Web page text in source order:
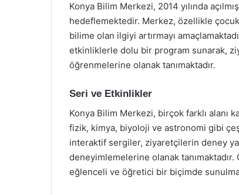
Konya Bilim Merkezi, 2014 yılında
hedeflemektedir. Merkez, özellikle
bilime olan ilgiyi artırmayı
etkinliklerle dolu bir program sunarak,
öğrenmelerine olanak tanımaktadır.
Seri ve Etkinlikler
Konya Bilim Merkezi, birçok farklı
fizik, kimya, biyoloji ve astronomi gibi
interaktif sergiler, ziyaretçilerin deney
deneyimlemelerine olanak
eğlenceli ve öğretici bir biçimde